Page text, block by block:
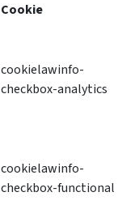
Cookie
cookielawinfo-
checkbox-analytics
cookielawinfo-
checkbox-functional